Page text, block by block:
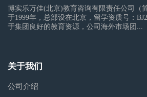
博实乐万佳(北京)教育咨询有限责任公司（
于1999年，总部设在北京，留学资质号：
于集团良好的教育资源，公司海外市场团...
关于我们
公司介绍